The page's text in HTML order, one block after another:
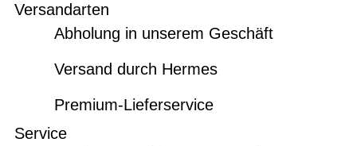
Versandarten
Abholung in unserem Geschäft
Versand durch Hermes
Premium-Lieferservice
Service